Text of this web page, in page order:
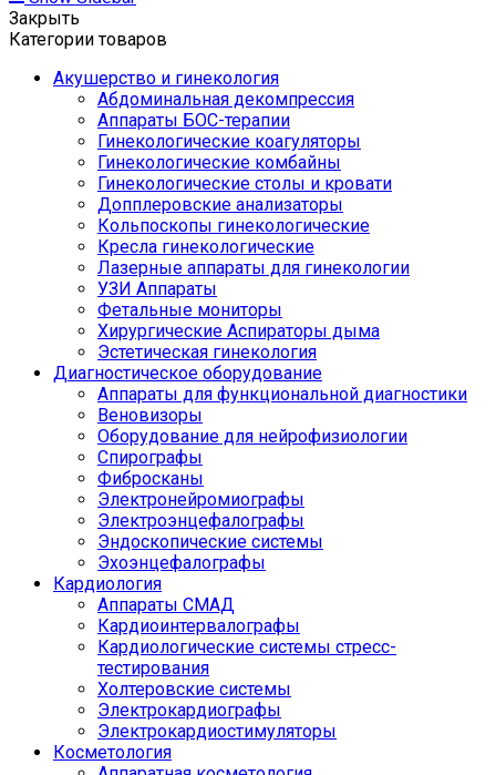
Закрыть
Категории товаров
Акушерство и гинекология
Абдоминальная декомпрессия
Аппараты БОС-терапии
Гинекологические коагуляторы
Гинекологические комбайны
Гинекологические столы и кровати
Допплеровские анализаторы
Кольпоскопы гинекологические
Кресла гинекологические
Лазерные аппараты для гинекологии
УЗИ Аппараты
Фетальные мониторы
Хирургические Аспираторы дыма
Эстетическая гинекология
Диагностическое оборудование
Аппараты для функциональной диагностики
Веновизоры
Оборудование для нейрофизиологии
Спирографы
Фибросканы
Электронейромиографы
Электроэнцефалографы
Эндоскопические системы
Эхоэнцефалографы
Кардиология
Аппараты СМАД
Кардиоинтервалографы
Кардиологические системы стресс-
тестирования
Холтеровские системы
Электрокардиографы
Электрокардиостимуляторы
Косметология